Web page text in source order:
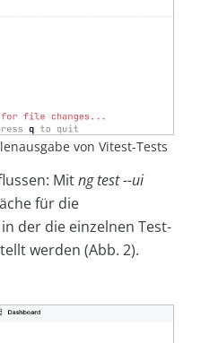
von Vitest-Tests
Mitng test --ui
für die
der die einzelnen Test-
werden (Abb. 2).